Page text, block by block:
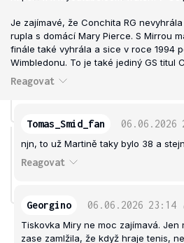
Je zajímavé, že Conchita RG
rupla s domácí Mary Pierce. S Mirrou
finále také vyhrála a sice v roce 1994
Wimbledonu. To je také jediný GS titul
Reagovat
Tomas_Smid_fan 06.06.2026
njn, to už Martině taky bylo 38 a
Reagovat
Georgino 06.06.2026 23:14
Tiskovka Miry ne moc zajímavá.
zase zamlžila, že když hraje tenis,